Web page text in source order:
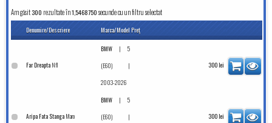
Am găsit300 rezultate în1,5468750 secunde cu un filtru selectat
Denumire/Descriere Marca/Model Preţ
Far Dreapta Nfl
BMW |5
(E60) |
2003-2026
300 lei
Aripa Fata Stanga Maro
BMW |5
(E60) |
300 lei